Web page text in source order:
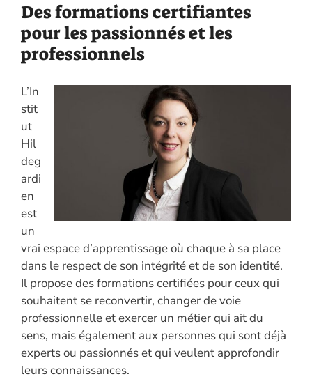
Des formations certifiantes
pour les passionnés et les
professionnels
L’In
stit
ut
Hil
deg
ardi
en
est
un
vrai espace d’apprentissage où chaque à sa place
dans le respect de son intégrité et de son identité.
Il propose des formations certifiées pour ceux qui
souhaitent se reconvertir, changer de voie
professionnelle et exercer un métier qui ait du
sens, mais également aux personnes qui sont déjà
experts ou passionnés et qui veulent approfondir
leurs connaissances.